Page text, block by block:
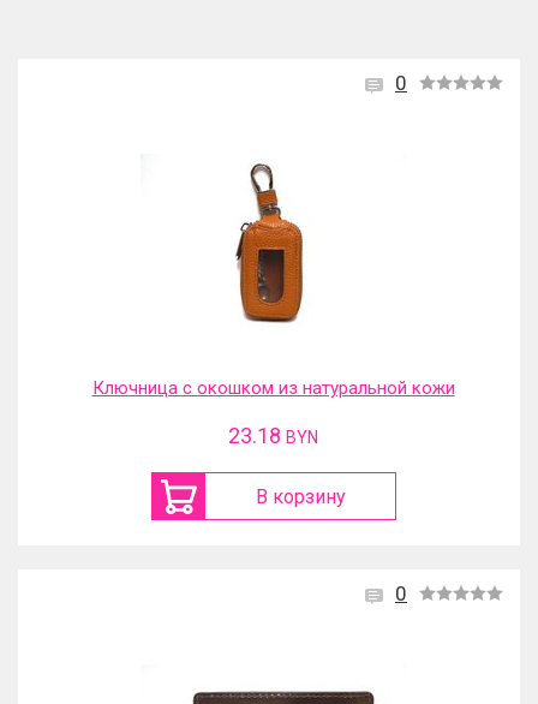
0
Ключница с окошком из натуральной кожи
23.18 BYN
В корзину
0